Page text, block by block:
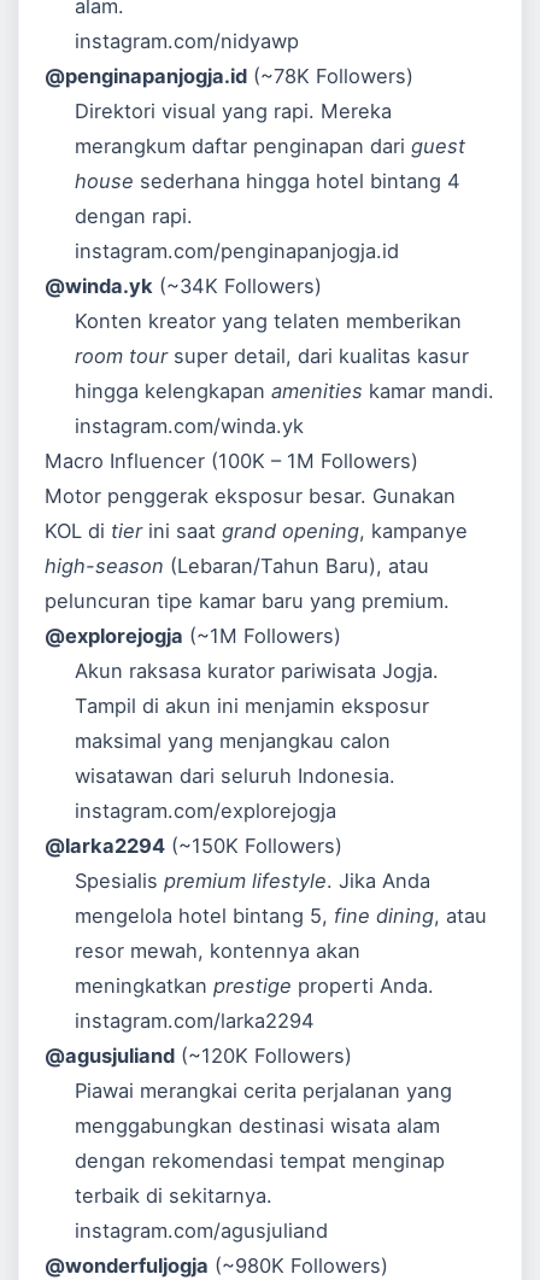
alam.
instagram.com/nidyawp
@penginapanjogja.id (~78K Followers)
Direktori visual yang rapi. Mereka
merangkum daftar penginapan dariguest
house sederhana hingga hotel bintang 4
dengan rapi.
instagram.com/penginapanjogja.id
@winda.yk (~34K Followers)
Konten kreator yang telaten memberikan
room toursuper detail, dari kualitas kasur
hingga kelengkapanamenities kamar mandi.
instagram.com/winda.yk
Macro Influencer (100K – 1M Followers)
Motor penggerak eksposur besar. Gunakan
KOL di tierini saatgrand opening, kampanye
high-season (Lebaran/Tahun Baru), atau
peluncuran tipe kamar baru yang premium.
@explorejogja (~1M Followers)
Akun raksasa kurator pariwisata Jogja.
Tampil di akun ini menjamin eksposur
maksimal yang menjangkau calon
wisatawan dari seluruh Indonesia.
instagram.com/explorejogja
@larka2294 (~150K Followers)
Spesialispremium lifestyle. Jika Anda
mengelola hotel bintang 5, fine dining, atau
resor mewah, kontennya akan
meningkatkanprestige properti Anda.
instagram.com/larka2294
@agusjuliand (~120K Followers)
Piawai merangkai cerita perjalanan yang
menggabungkan destinasi wisata alam
dengan rekomendasi tempat menginap
terbaik di sekitarnya.
instagram.com/agusjuliand
@wonderfuljogja (~980K Followers)